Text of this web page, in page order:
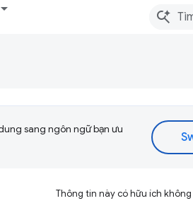
sang ngôn ngữ bạn ưu
Thông tin này có hữu ích